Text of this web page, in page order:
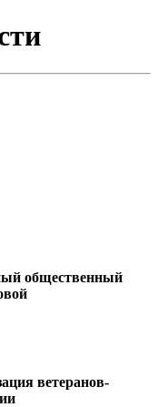
общественный
ветеранов-